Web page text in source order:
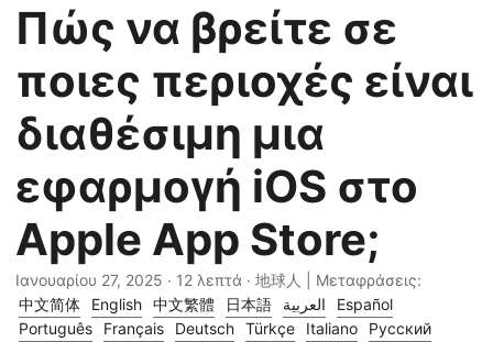
Πώς να βρείτε σε
ποιες περιοχές είναι
διαθέσιμη μια
εφαρμογή iOS στο
Apple App Store;
Ιανουαρίου 27, 2025 · 12 λεπτά · 地球人 | Μεταφράσεις:
中文简体
English 中文繁體 日本語 العربية
Español
Português
Français Deutsch Türkçe Italiano
Русский